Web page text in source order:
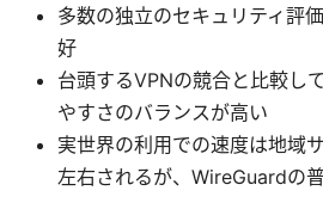
多数の独立のセキュリティ評
好
台頭するVPNの競合と比較し
やすさのバランスが高い
実世界の利用での速度は地域
左右されるが、WireGuardの